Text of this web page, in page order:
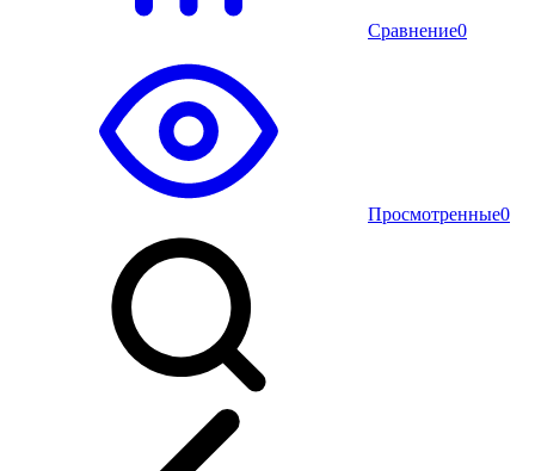
Сравнение0
Просмотренные0